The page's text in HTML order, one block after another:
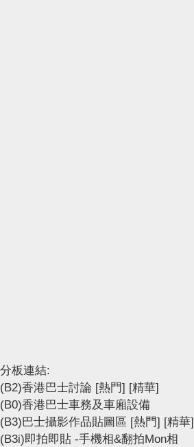
分板連結:
(B2)香港巴士討論 [熱門] [精華]
(B0)香港巴士車務及車廂設備
(B3)巴士攝影作品貼圖區 [熱門] [精華]
(B3i)即拍即貼 -手機相&翻拍Mon相